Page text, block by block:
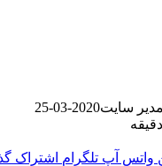
مدیر سایت2020-03-25
واتس آپ تلگرام اشتراک